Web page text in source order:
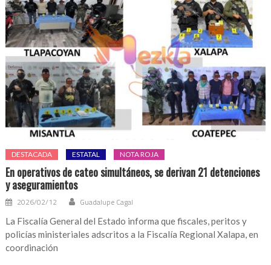
DESTACADA ESTATAL NOTA ROJA
En operativos de cateo simultáneos, se derivan 21 detenciones
y aseguramientos
2026/02/12 Guadalupe Cagal
La Fiscalía General del Estado informa que fiscales, peritos y
policías ministeriales adscritos a la Fiscalía Regional Xalapa, en
coordinación